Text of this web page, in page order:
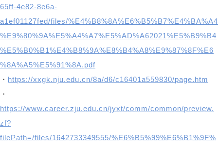
65ff-4e82-8e6a-
a1ef01127fed/files/%E4%B8%8A%E6%B5%B7%E4%BA%A4
%E9%80%9A%E5%A4%A7%E5%AD%A62021%E5%B9%B4
%E5%B0%B1%E4%B8%9A%E8%B4%A8%E9%87%8F%E6
%8A%A5%E5%91%8A.pdf
・ https://xxgk.nju.edu.cn/8a/d6/c16401a559830/page.htm
・
https://www.career.zju.edu.cn/jyxt/comm/common/preview.
zf?
filePath=/files/1642733349555/%E6%B5%99%E6%B1%9F%